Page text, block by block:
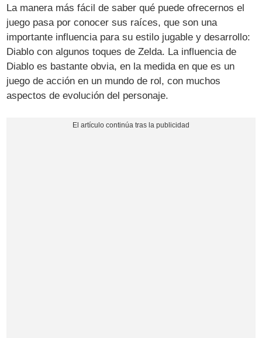
La manera más fácil de saber qué puede ofrecernos el
juego pasa por conocer sus raíces, que son una
importante influencia para su estilo jugable y desarrollo:
Diablo con algunos toques de Zelda. La influencia de
Diablo es bastante obvia, en la medida en que es un
juego de acción en un mundo de rol, con muchos
aspectos de evolución del personaje.